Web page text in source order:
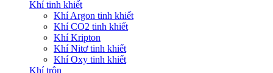
Khí tinh khiết
Khí Argon tinh khiết
Khí CO2 tinh khiết
Khí Kripton
Khí Nitơ tinh khiết
Khí Oxy tinh khiết
Khí trộn